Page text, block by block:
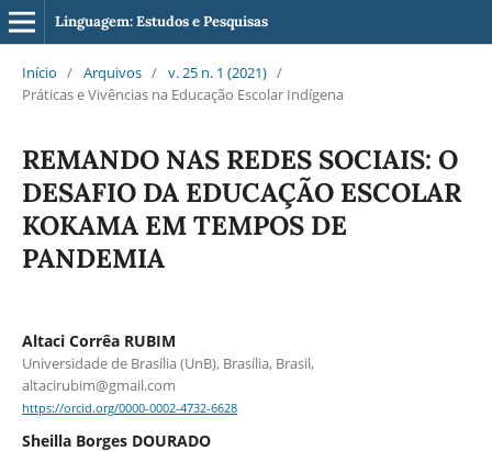
Linguagem: Estudos e Pesquisas
Início / Arquivos / v. 25 n. 1 (2021) /
Práticas e Vivências na Educação Escolar Indígena
REMANDO NAS REDES SOCIAIS: O
DESAFIO DA EDUCAÇÃO ESCOLAR
KOKAMA EM TEMPOS DE
PANDEMIA
Altaci Corrêa RUBIM
Universidade de Brasília (UnB), Brasília, Brasil,
altacirubim@gmail.com
https://orcid.org/0000-0002-4732-6628
Sheilla Borges DOURADO